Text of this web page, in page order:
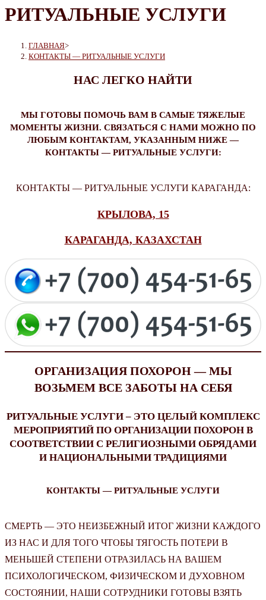
РИТУАЛЬНЫЕ УСЛУГИ
ГЛАВНАЯ>
КОНТАКТЫ — РИТУАЛЬНЫЕ УСЛУГИ
НАС ЛЕГКО НАЙТИ
МЫ ГОТОВЫ ПОМОЧЬ ВАМ В САМЫЕ ТЯЖЕЛЫЕ
МОМЕНТЫ ЖИЗНИ. СВЯЗАТЬСЯ С НАМИ МОЖНО ПО
ЛЮБЫМ КОНТАКТАМ, УКАЗАННЫМ НИЖЕ —
КОНТАКТЫ — РИТУАЛЬНЫЕ УСЛУГИ:
КОНТАКТЫ — РИТУАЛЬНЫЕ УСЛУГИ КАРАГАНДА:
КРЫЛОВА, 15
КАРАГАНДА, КАЗАХСТАН
ОРГАНИЗАЦИЯ ПОХОРОН — МЫ
ВОЗЬМЕМ ВСЕ ЗАБОТЫ НА СЕБЯ
РИТУАЛЬНЫЕ УСЛУГИ – ЭТО ЦЕЛЫЙ КОМПЛЕКС
МЕРОПРИЯТИЙ ПО ОРГАНИЗАЦИИ ПОХОРОН В
СООТВЕТСТВИИ С РЕЛИГИОЗНЫМИ ОБРЯДАМИ
И НАЦИОНАЛЬНЫМИ ТРАДИЦИЯМИ
КОНТАКТЫ — РИТУАЛЬНЫЕ УСЛУГИ
СМЕРТЬ — ЭТО НЕИЗБЕЖНЫЙ ИТОГ ЖИЗНИ КАЖДОГО
ИЗ НАС И ДЛЯ ТОГО ЧТОБЫ ТЯГОСТЬ ПОТЕРИ В
МЕНЬШЕЙ СТЕПЕНИ ОТРАЗИЛАСЬ НА ВАШЕМ
ПСИХОЛОГИЧЕСКОМ, ФИЗИЧЕСКОМ И ДУХОВНОМ
СОСТОЯНИИ, НАШИ СОТРУДНИКИ ГОТОВЫ ВЗЯТЬ